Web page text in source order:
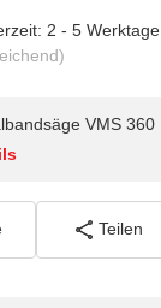
2 - 5 Werktage
VMS 360
Teilen